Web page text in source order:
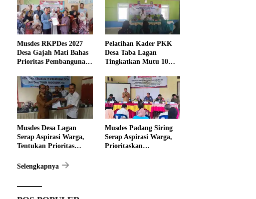
Musdes RKPDes 2027
Desa Gajah Mati Bahas
Prioritas Pembangunan
Pelatihan Kader PKK
Desa Taba Lagan
Tingkatkan Mutu 10
Musdes Desa Lagan
Serap Aspirasi Warga,
Tentukan Prioritas
Musdes Padang Siring
Serap Aspirasi Warga,
Prioritaskan
Selengkapnya